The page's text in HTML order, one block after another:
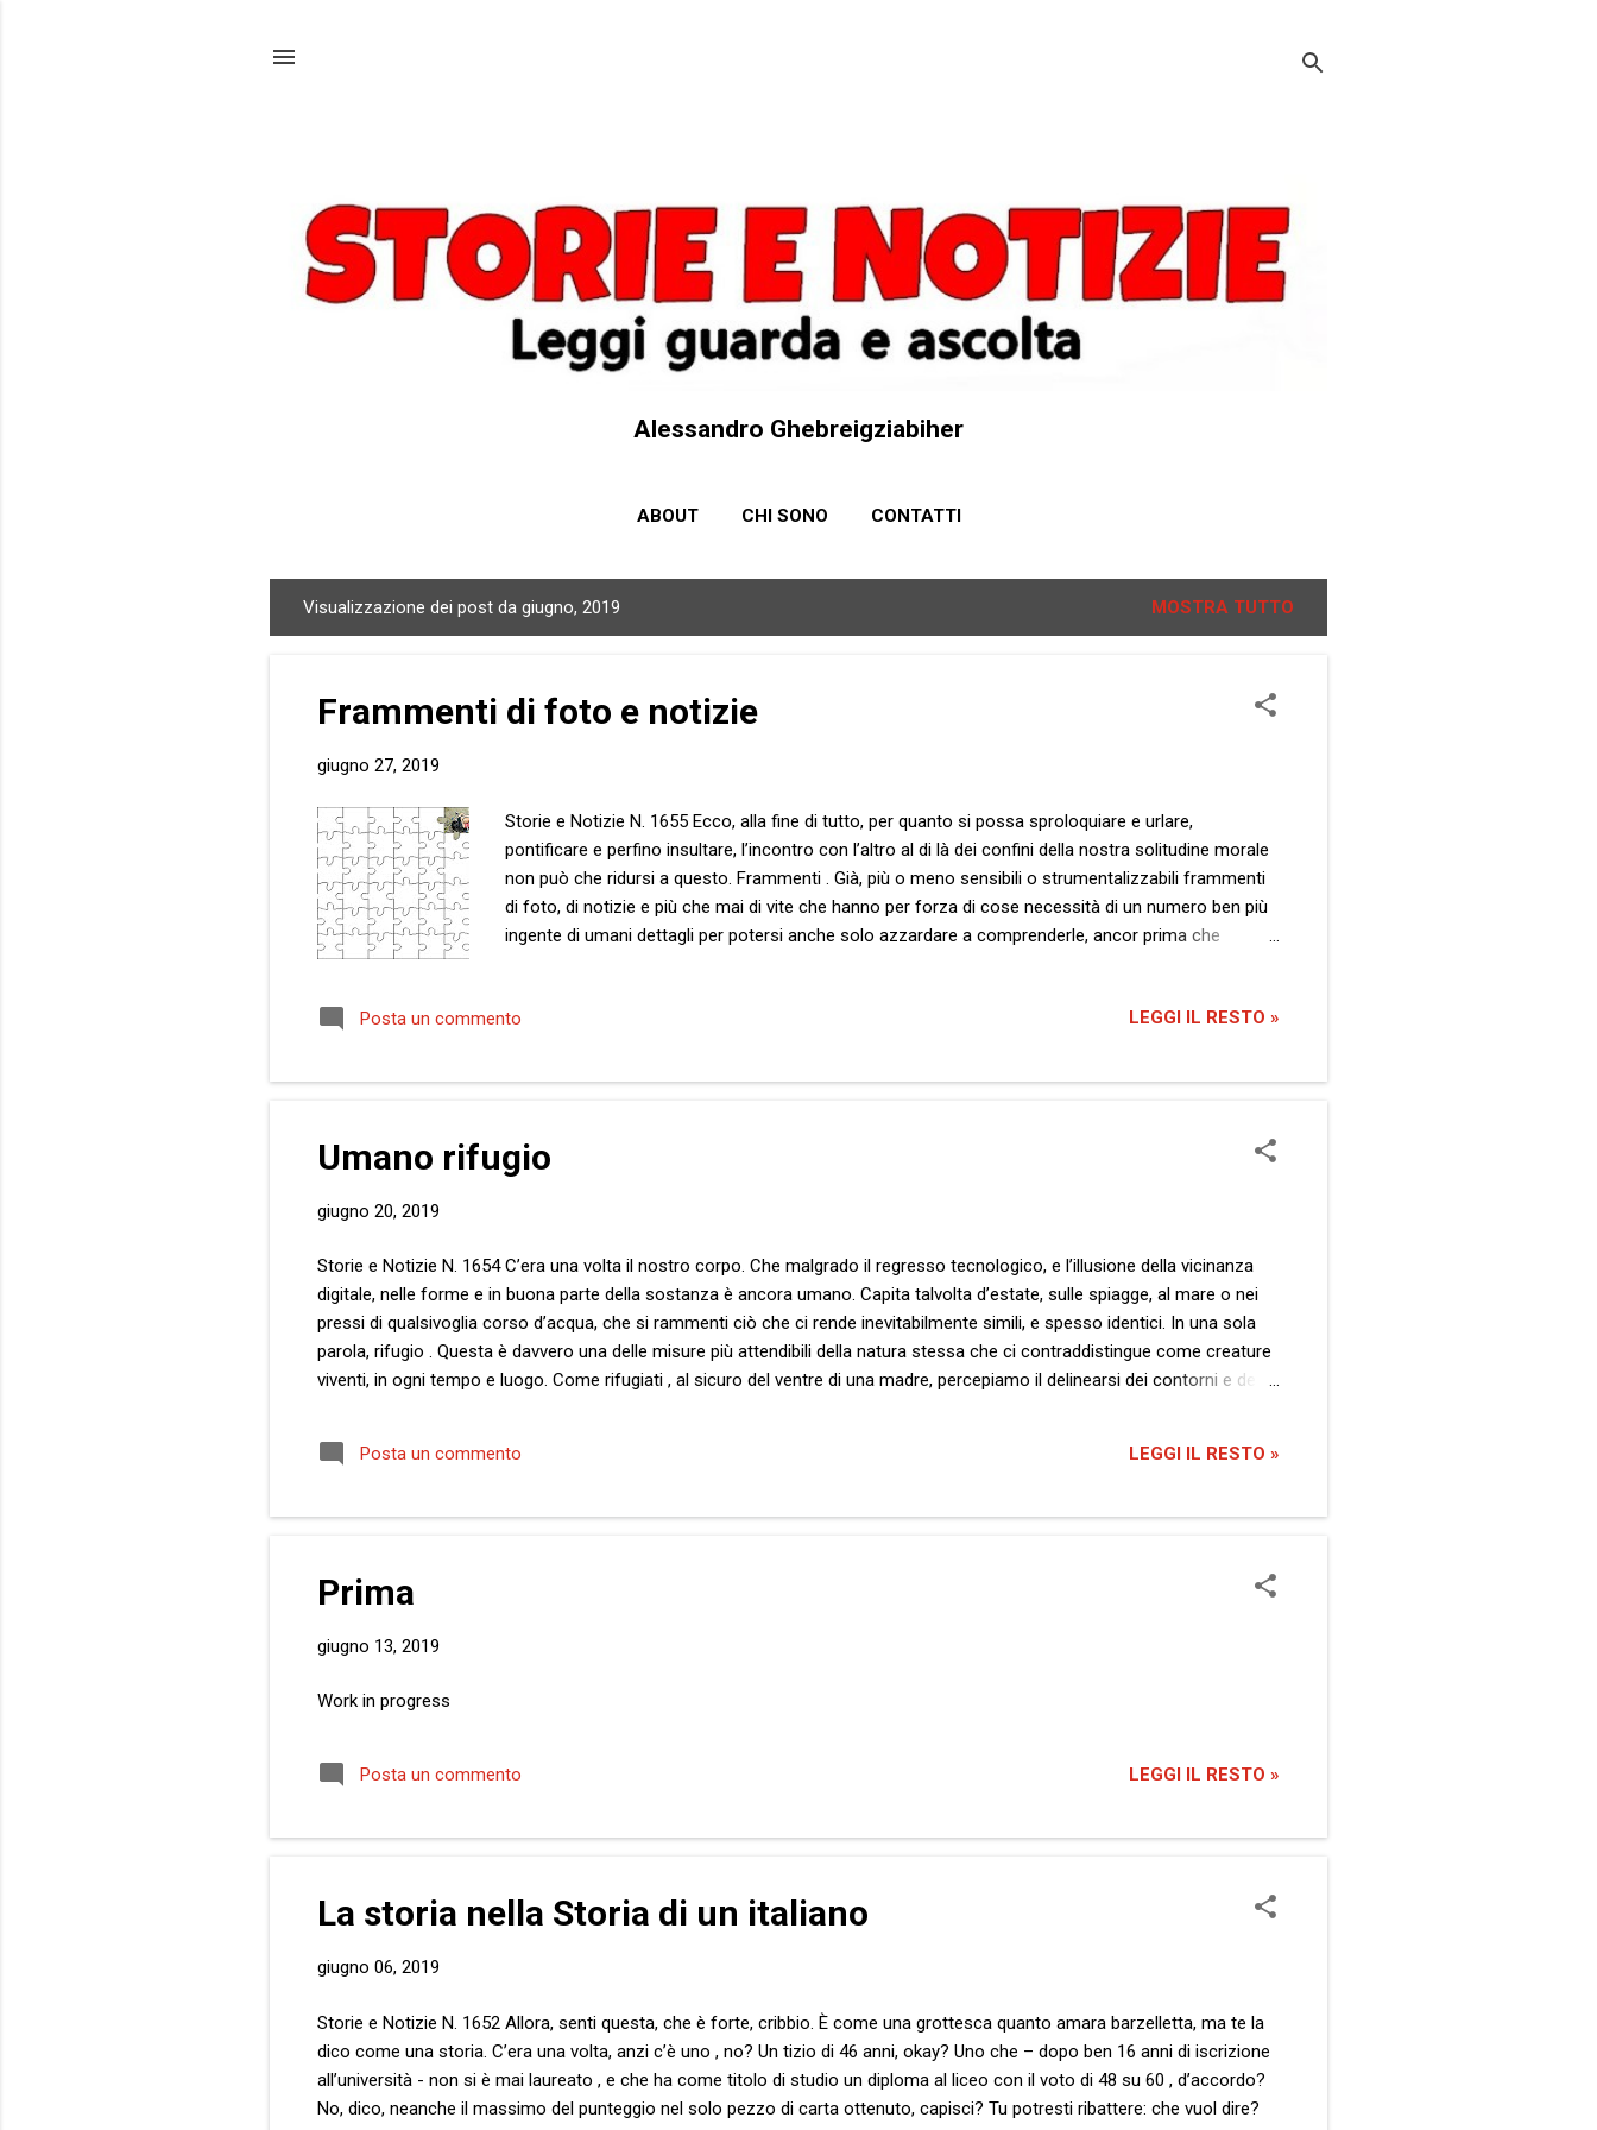
Alessandro Ghebreigziabiher
ABOUT CHI SONO CONTATTI
Visualizzazione dei post da giugno, 2019 MOSTRA TUTTO
Frammenti di foto e notizie
giugno 27, 2019
Storie e Notizie N. 1655 Ecco, alla fine di tutto, per quanto si possa sproloquiare e urlare,
pontificare e perfino insultare, l’incontro con l’altro al di là dei confini della nostra solitudine morale
non può che ridursi a questo. Frammenti . Già, più o meno sensibili o strumentalizzabili frammenti
di foto, di notizie e più che mai di vite che hanno per forza di cose necessità di un numero ben più
ingente di umani dettagli per potersi anche solo azzardare a comprenderle, ancor prima che
orecchie che non vedono l’ora di saltare ad altra tavola digitale, con cui gustare nuovo cibo senza
quoziente intellettivo che la storia delle singole persone non sia fisicamente sintetizzabile in una
Posta un commento LEGGI IL RESTO »
Umano rifugio
giugno 20, 2019
Storie e Notizie N. 1654 C’era una volta il nostro corpo. Che malgrado il regresso tecnologico, e l’illusione della vicinanza
digitale, nelle forme e in buona parte della sostanza è ancora umano. Capita talvolta d’estate, sulle spiagge, al mare o nei
pressi di qualsivoglia corso d’acqua, che si rammenti ciò che ci rende inevitabilmente simili, e spesso identici. In una sola
parola, rifugio . Questa è davvero una delle misure più attendibili della natura stessa che ci contraddistingue come creature
viventi, in ogni tempo e luogo. Come rifugiati , al sicuro del ventre di una madre, percepiamo il delinearsi dei contorni e dei
giusto e ideale calore, ma da quel momento non facciamo altro che agognare il ritorno dell’adorata condizione di un
tempo. Al riparo del rifugio primigenio, se volete. Con la sensazione che nulla sia cambiato da quei pochi mesi, affronti...
Posta un commento LEGGI IL RESTO »
Prima
giugno 13, 2019
Work in progress
Posta un commento LEGGI IL RESTO »
La storia nella Storia di un italiano
giugno 06, 2019
Storie e Notizie N. 1652 Allora, senti questa, che è forte, cribbio. È come una grottesca quanto amara barzelletta, ma te la
dico come una storia. C’era una volta, anzi c’è uno , no? Un tizio di 46 anni, okay? Uno che – dopo ben 16 anni di iscrizione
all’università - non si è mai laureato , e che ha come titolo di studio un diploma al liceo con il voto di 48 su 60 , d’accordo?
No, dico, neanche il massimo del punteggio nel solo pezzo di carta ottenuto, capisci? Tu potresti ribattere: che vuol dire?